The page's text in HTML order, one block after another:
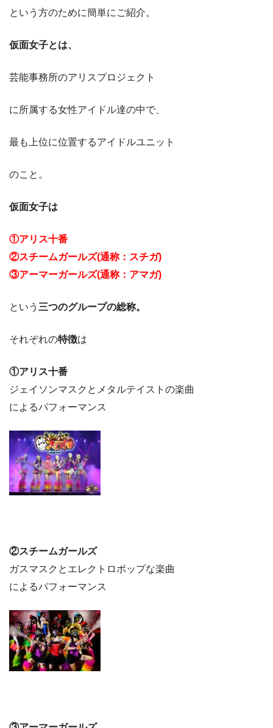
という方のために簡単にご紹介。
仮面女子とは、
芸能事務所のアリスプロジェクト
に所属する女性アイドル達の中で、
最も上位に位置するアイドルユニット
のこと。
仮面女子は
①アリス十番
②スチームガールズ(通称：スチガ)
③アーマーガールズ(通称：アマガ)
という 三つのグループの総称。
それぞれの特徴は
①アリス十番
ジェイソンマスクとメタルテイストの楽曲
によるパフォーマンス
②スチームガールズ
ガスマスクとエレクトロポップな楽曲
によるパフォーマンス